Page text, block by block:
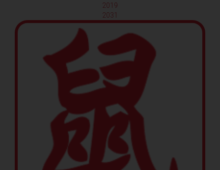
2019
2031